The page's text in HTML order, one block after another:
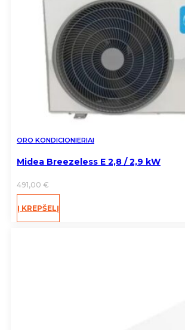
ORO KONDICIONIERIAI
Midea Breezeless E 2,8 / 2,9 kW
491,00 €
Į KREPŠELĮ